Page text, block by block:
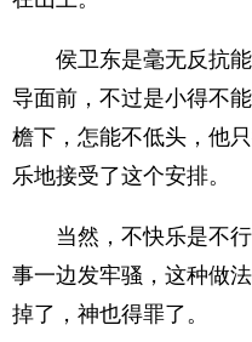
侯卫东是毫无反抗能
导面前，不过是小得不
檐下，怎能不低头，他
乐地接受了这个安排。
当然，不快乐是不行
事一边发牢骚，这种做
掉了，神也得罪了。